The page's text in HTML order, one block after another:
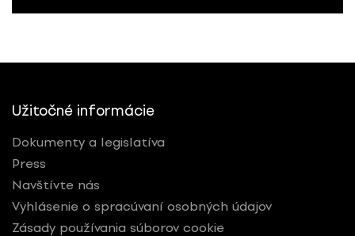
Užitočné informácie
Dokumenty a legislatíva
Press
Navštívte nás
Vyhlásenie o spracúvaní osobných údajov
Zásady používania súborov cookie